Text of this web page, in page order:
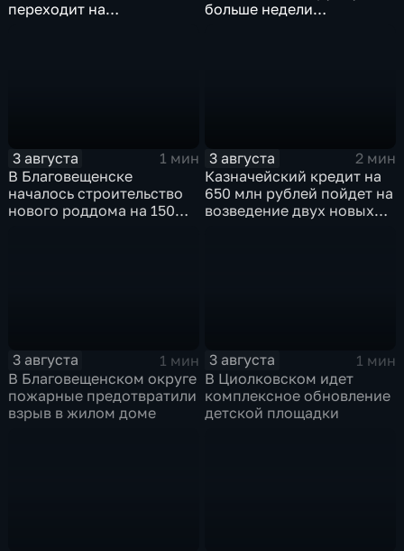
переходит на
больше недели
3 августа
1 мин
В Благовещенске
началось строительство
нового роддома на 150
3 августа
2 мин
Казначейский кредит на
650 млн рублей пойдет на
возведение двух новых
3 августа
1 мин
В Благовещенском округе
пожарные предотвратили
взрыв в жилом доме
3 августа
1 мин
В Циолковском идет
комплексное обновление
детской площадки